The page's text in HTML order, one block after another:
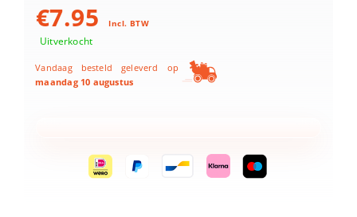
€7.95 Incl. BTW
Uitverkocht
Vandaag besteld geleverd op
maandag 10 augustus